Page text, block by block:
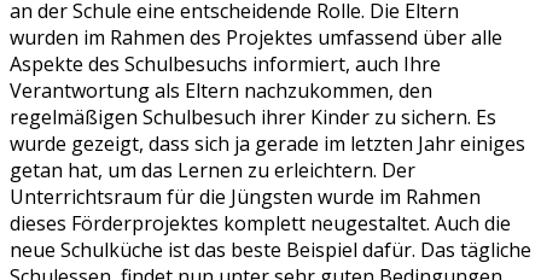
an der Schule eine entscheidende Rolle. Die Eltern
wurden im Rahmen des Projektes umfassend über alle
Aspekte des Schulbesuchs informiert, auch Ihre
Verantwortung als Eltern nachzukommen, den
regelmäßigen Schulbesuch ihrer Kinder zu sichern. Es
wurde gezeigt, dass sich ja gerade im letzten Jahr einiges
getan hat, um das Lernen zu erleichtern. Der
Unterrichtsraum für die Jüngsten wurde im Rahmen
dieses Förderprojektes komplett neugestaltet. Auch die
neue Schulküche ist das beste Beispiel dafür. Das tägliche